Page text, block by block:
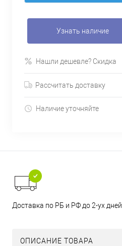
Узнать наличие
Нашли дешевле? Скидка
Рассчитать доставку
Наличие уточняйте
Доставка по РБ и РФ до 2-ух дней
ОПИСАНИЕ ТОВАРА